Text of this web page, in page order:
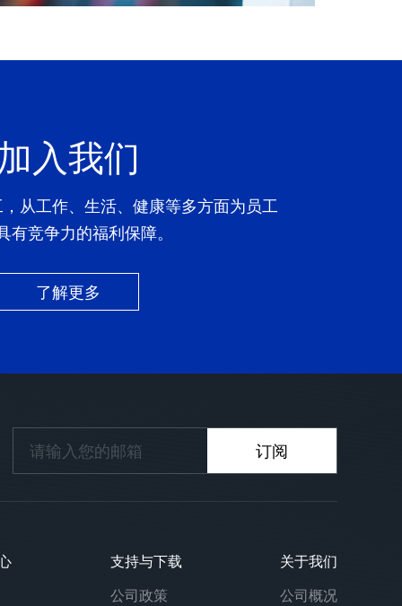
入我们
从工作、生活、健康等多方面为员工
有竞争力的福利保障。
了解更多
支持与下载
公司政策
关于我们
公司概况